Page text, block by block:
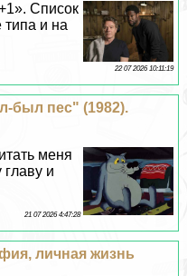
Список
типа и на
22 07 2026 10:11:19
был пес" (1982).
меня
главу и
21 07 2026 4:47:28
личная жизнь